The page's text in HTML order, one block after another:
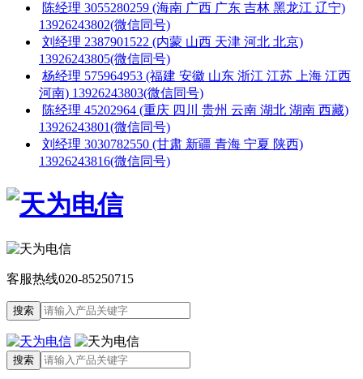
陈经理 3055280259 (海南 广西 广东 吉林 黑龙江 辽宁)
13926243802(微信同号)
刘经理 2387901522 (内蒙 山西 天津 河北 北京)
13926243805(微信同号)
杨经理 575964953 (福建 安徽 山东 浙江 江苏 上海 江西
河南) 13926243803(微信同号)
陈经理 45202964 (重庆 四川 贵州 云南 湖北 湖南 西藏)
13926243801(微信同号)
刘经理 3030782550 (甘肃 新疆 青海 宁夏 陕西)
13926243816(微信同号)
客服热线020-85250715